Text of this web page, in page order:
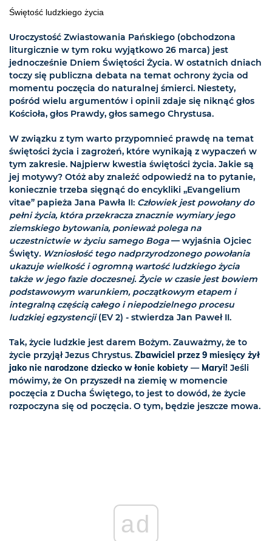
Świętość ludzkiego życia
Uroczystość Zwiastowania Pańskiego (obchodzona
liturgicznie w tym roku wyjątkowo 26 marca) jest
jednocześnie Dniem Świętości Życia. W ostatnich dniach
toczy się publiczna debata na temat ochrony życia od
momentu poczęcia do naturalnej śmierci. Niestety,
pośród wielu argumentów i opinii zdaje się niknąć głos
Kościoła, głos Prawdy, głos samego Chrystusa.
W związku z tym warto przypomnieć prawdę na temat
świętości życia i zagrożeń, które wynikają z wypaczeń w
tym zakresie. Najpierw kwestia świętości życia. Jakie są
jej motywy? Otóż aby znaleźć odpowiedź na to pytanie,
koniecznie trzeba sięgnąć do encykliki „Evangelium
vitae” papieża Jana Pawła II: Człowiek jest powołany do
pełni życia, która przekracza znacznie wymiary jego
ziemskiego bytowania, ponieważ polega na
uczestnictwie w życiu samego Boga— wyjaśnia Ojciec
Święty. Wzniosłość tego nadprzyrodzonego powołania
ukazuje wielkość i ogromną wartość ludzkiego życia
także w jego fazie doczesnej. Życie w czasie jest bowiem
podstawowym warunkiem, początkowym etapem i
integralną częścią całego i niepodzielnego procesu
ludzkiej egzystencji(EV 2) - stwierdza Jan Paweł II.
Tak, życie ludzkie jest darem Bożym. Zauważmy, że to
życie przyjął Jezus Chrystus. Zbawiciel przez 9 miesięcy żył
jako nie narodzone dziecko w łonie kobiety — Maryi! Jeśli
mówimy, że On przyszedł na ziemię w momencie
poczęcia z Ducha Świętego, to jest to dowód, że życie
rozpoczyna się od poczęcia. O tym, będzie jeszcze mowa.
ad